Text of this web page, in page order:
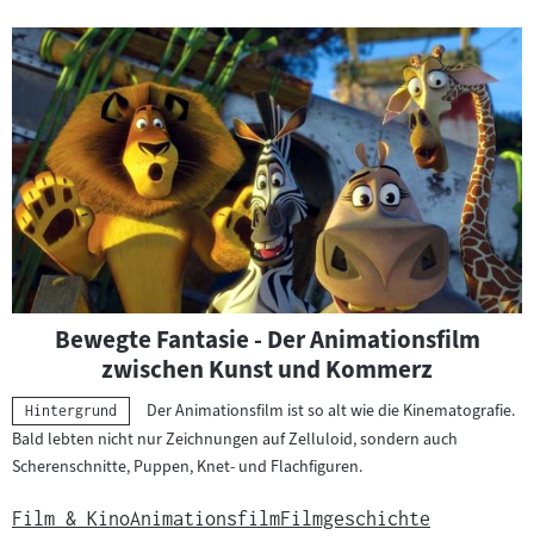
Bewegte Fantasie - Der Animationsfilm
zwischen Kunst und Kommerz
Kategorie:
Hintergrund
Der Animationsfilm ist so alt wie die Kinematografie.
Bald lebten nicht nur Zeichnungen auf Zelluloid, sondern auch
Scherenschnitte, Puppen, Knet- und Flachfiguren.
Film & KinoAnimationsfilmFilmgeschichte